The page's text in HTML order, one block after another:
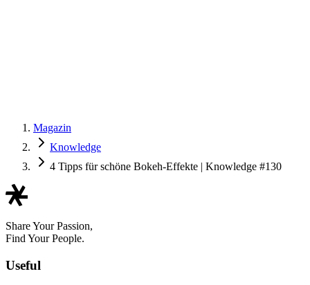
Magazin
Knowledge
4 Tipps für schöne Bokeh-Effekte | Knowledge #130
Share Your Passion,
Find Your People.
Useful